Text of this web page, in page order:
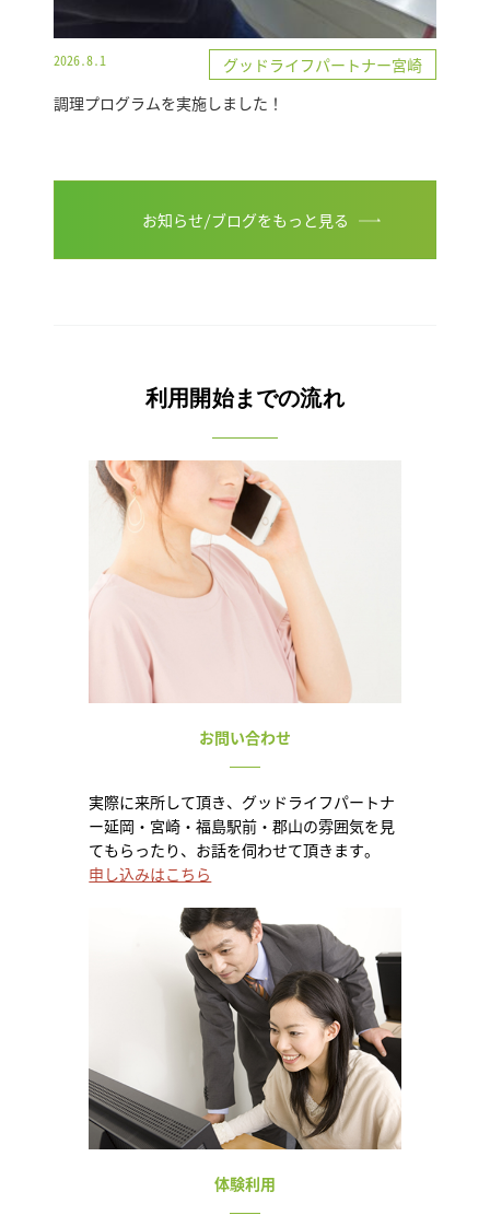
2026.8.1
グッドライフパートナー宮崎
調理プログラムを実施しました！
お知らせ/ブログをもっと見る
利用開始までの流れ
お問い合わせ
実際に来所して頂き、グッドライフパートナ
ー延岡・宮崎・福島駅前・郡山の雰囲気を見
てもらったり、お話を伺わせて頂きます。
申し込みはこちら
体験利用